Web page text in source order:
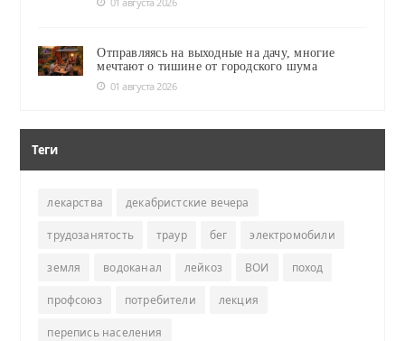
Отправляясь на выходные на дачу, многие
мечтают о тишине от городского шума
01 августа 2026
Теги
лекарства декабристские вечера
трудозанятость траур бег электромобили
земля водоканал лейкоз ВОИ поход
профсоюз потребители лекция
перепись населения